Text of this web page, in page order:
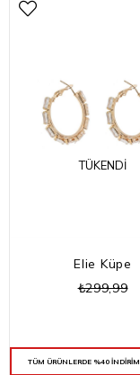
TÜKENDI
Elie Küpe
₺299,99
TÜM ÜRÜNLERDE %40 İNDİRİM